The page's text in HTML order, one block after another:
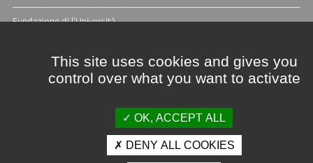
Fundazione di l'Università
This site uses cookies and gives you
control over what you want to activate
OK, ACCEPT ALL
DENY ALL COOKIES